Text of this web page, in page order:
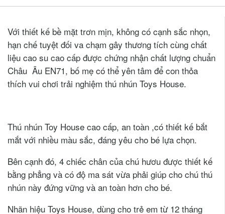
Với thiết kế bề mặt trơn mịn, không có cạnh sắc nhọn,
hạn chế tuyệt đối va chạm gây thương tích cùng chất
liệu cao su cao cấp được chứng nhận chất lượng chuẩn
Châu Âu EN71, bố mẹ có thể yên tâm để con thỏa
thích vui chơi trải nghiệm thú nhún Toys House.
Thú nhún Toy House cao cấp, an toàn ,có thiết kế bắt
mắt với nhiều màu sắc, đáng yêu cho bé lựa chọn.
Bên cạnh đó, 4 chiếc chân của chú hươu được thiết kế
bằng phẳng và có độ ma sát vừa phải giúp cho chú thú
nhún này đứng vững và an toàn hơn cho bé.
Nhãn hiệu Toys House, dùng cho trẻ em từ 12 tháng